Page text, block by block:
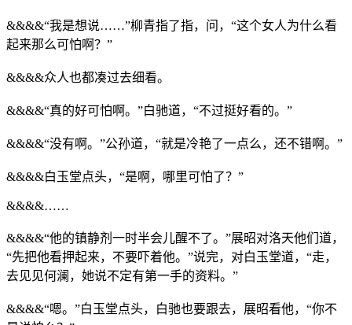
&&&&“我是想说……”柳青指了指，问，“这个女人为什么看
起来那么可怕啊？”
&&&&众人也都凑过去细看。
&&&&“真的好可怕啊。”白驰道，“不过挺好看的。”
&&&&“没有啊。”公孙道，“就是冷艳了一点么，还不错啊。”
&&&&白玉堂点头，“是啊，哪里可怕了？”
&&&&……
&&&&“他的镇静剂一时半会儿醒不了。”展昭对洛天他们道，
“先把他看押起来，不要吓着他。”说完，对白玉堂道，“走，
去见见何澜，她说不定有第一手的资料。”
&&&&“嗯。”白玉堂点头，白驰也要跟去，展昭看他，“你不